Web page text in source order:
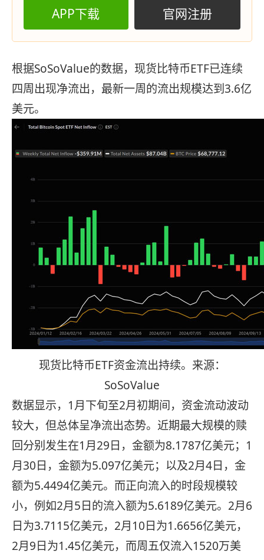
APP下载 官网注册
根据SoSoValue的数据，现货比特币ETF已连续
四周出现净流出，最新一周的流出规模达到3.6亿
美元。
现货比特币ETF资金流出持续。来源：
SoSoValue
数据显示，1月下旬至2月初期间，资金流动波动
较大，但总体呈净流出态势。近期最大规模的赎
回分别发生在1月29日，金额为8.1787亿美元；1
月30日，金额为5.097亿美元；以及2月4日，金
额为5.4494亿美元。而正向流入的时段规模较
小，例如2月5日的流入额为5.6189亿美元。2月6
日为3.7115亿美元，2月10日为1.6656亿美元，
2月9日为1.45亿美元，而周五仅流入1520万美